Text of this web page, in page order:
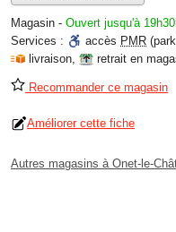
Magasin - Ouvert jusqu'à 19h30
Services :
accès PMR
livraison, retrait en
Recommander ce magasin
Améliorer cette fiche
Autres magasins à Onet-le-